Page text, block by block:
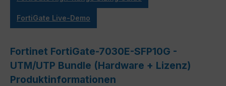
FortiGate Live-Demo
Fortinet FortiGate-7030E-SFP10G -
UTM/UTP Bundle (Hardware + Lizenz)
Produktinformationen